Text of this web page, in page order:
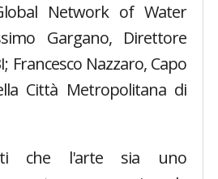
Network of Water
Gargano, Direttore
Francesco Nazzaro, Capo
Città Metropolitana di
che l'arte sia uno